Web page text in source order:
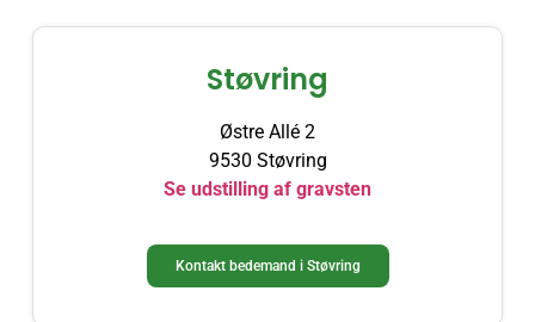
Støvring
Østre Allé 2
9530 Støvring
Se udstilling af gravsten
Kontakt bedemand i Støvring​